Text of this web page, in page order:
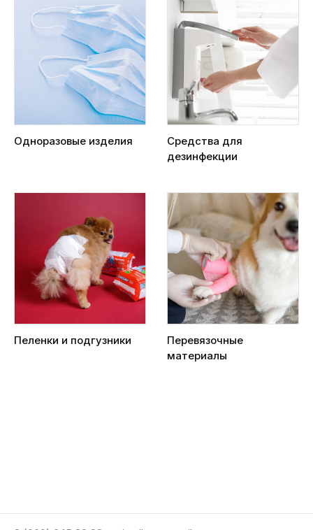
Одноразовые изделия
Средства для
дезинфекции
Пеленки и подгузники
Перевязочные
материалы